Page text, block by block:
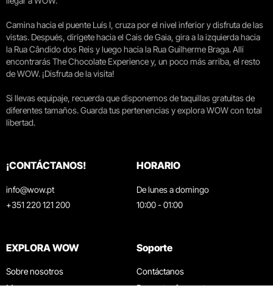
Camina hacia el puente Luís I, cruza por el nivel inferior y disfruta de las
vistas. Después, dirígete hacia el Cais de Gaia, gira a la izquierda hacia
la Rua Cândido dos Reis y luego hacia la Rua Guilherme Braga. Allí
encontrarás The Chocolate Experience y, un poco más arriba, el resto
de WOW. ¡Disfruta de la visita!
Si llevas equipaje, recuerda que disponemos de taquillas gratuitas de
diferentes tamaños. Guarda tus pertenencias y explora WOW con total
libertad.
¡CONTÁCTANOS!
info@wow.pt
+351 220 121 200
HORARIO
De lunes a domingo
10:00 - 01:00
EXPLORA WOW
Sobre nosotros
Museos
Soporte
Contáctanos
Preguntas frecuentes